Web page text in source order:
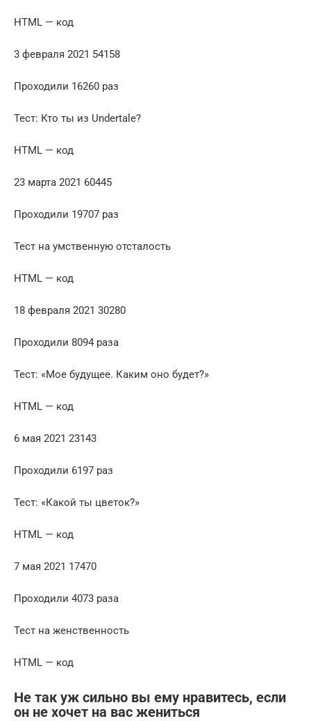
HTML — код
3 февраля 2021 54158
Проходили 16260 раз
Тест: Кто ты из Undertale?
HTML — код
23 марта 2021 60445
Проходили 19707 раз
Тест на умственную отсталость
HTML — код
18 февраля 2021 30280
Проходили 8094 раза
Тест: «Мое будущее. Каким оно будет?»
HTML — код
6 мая 2021 23143
Проходили 6197 раз
Тест: «Какой ты цветок?»
HTML — код
7 мая 2021 17470
Проходили 4073 раза
Тест на женственность
HTML — код
Не так уж сильно вы ему нравитесь, если
он не хочет на вас жениться